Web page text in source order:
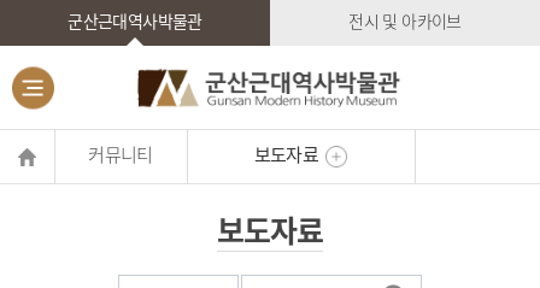
군산근대역사박물관 전시 및 아카이브
커뮤니티 보도자료
보도자료